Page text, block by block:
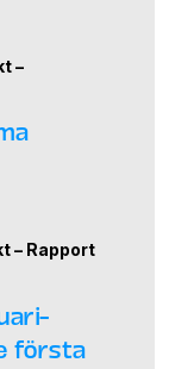
–
– Rapport
första